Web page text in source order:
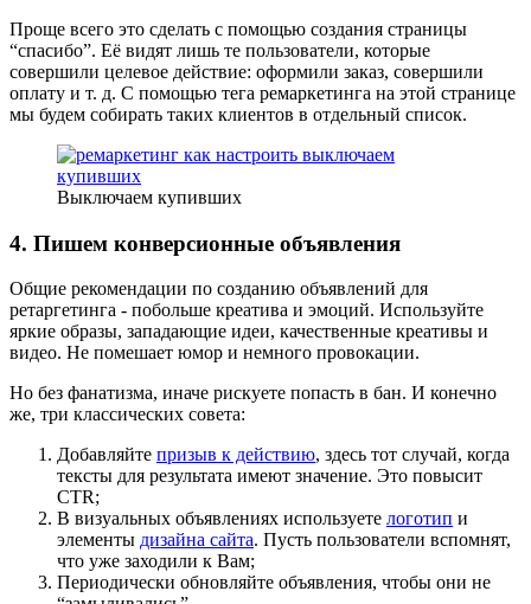
Проще всего это сделать с помощью создания страницы
“спасибо”. Её видят лишь те пользователи, которые
совершили целевое действие: оформили заказ, совершили
оплату и т. д. С помощью тега ремаркетинга на этой странице
мы будем собирать таких клиентов в отдельный список.
Выключаем купивших
4. Пишем конверсионные объявления
Общие рекомендации по созданию объявлений для
ретаргетинга - побольше креатива и эмоций. Используйте
яркие образы, западающие идеи, качественные креативы и
видео. Не помешает юмор и немного провокации.
Но без фанатизма, иначе рискуете попасть в бан. И конечно
же, три классических совета:
Добавляйте призыв к действию, здесь тот случай, когда
тексты для результата имеют значение. Это повысит
CTR;
В визуальных объявлениях используете логотип и
элементы дизайна сайта. Пусть пользователи вспомнят,
что уже заходили к Вам;
Периодически обновляйте объявления, чтобы они не